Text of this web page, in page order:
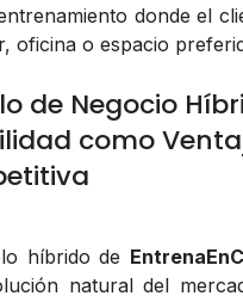
donde el
oficina o espacio
de Negocio
como
híbrido de
natural del